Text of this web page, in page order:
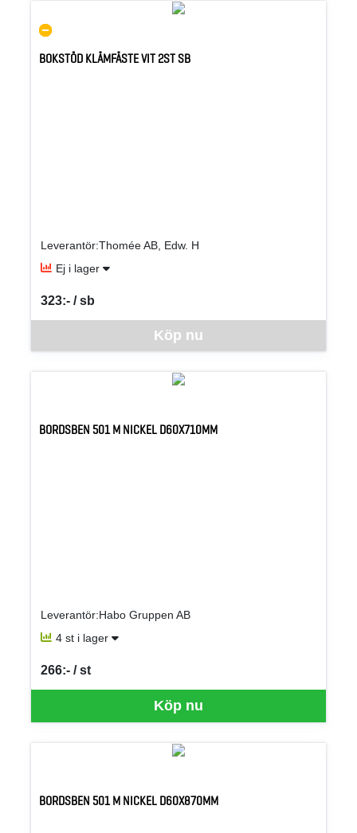
BOKSTÖD KLÄMFÄSTE VIT 2ST SB
Leverantör:Thomée AB, Edw. H
Ej i lager
Köp nu
323:- / sb
SEK per SB
BORDSBEN 501 M NICKEL D60X710MM
Leverantör:Habo Gruppen AB
4 st i lager
Köp nu
266:- / st
SEK per ST
BORDSBEN 501 M NICKEL D60X870MM